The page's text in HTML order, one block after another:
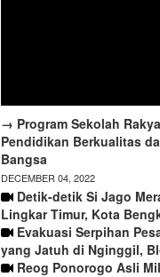
→ Program Sekolah
Pendidikan Berkualitas
Bangsa
DECEMBER 04, 2022
Detik-detik Si Jago
Lingkar Timur, Kota
Evakuasi Serpihan
yang Jatuh di Nginggil,
Reog Ponorogo Asli